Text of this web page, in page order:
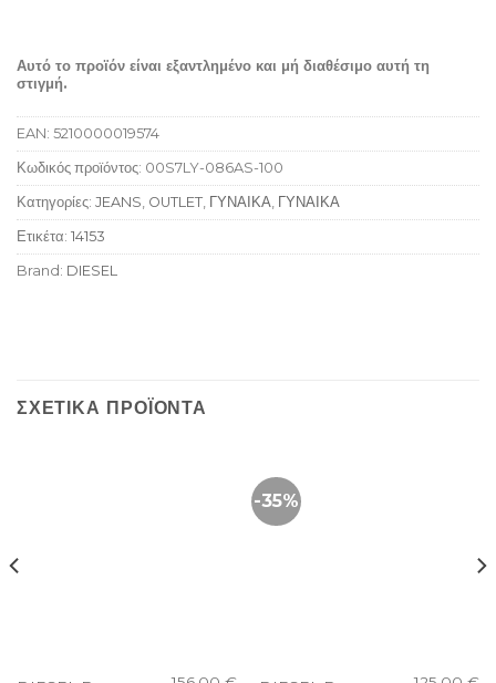
Αυτό το προϊόν είναι εξαντλημένο και μή διαθέσιμο αυτή τη
στιγμή.
EAN: 5210000019574
Κωδικός προϊόντος: 00S7LY-086AS-100
Κατηγορίες: JEANS, OUTLET, ΓΥΝΑΙΚΑ, ΓΥΝΑΙΚΑ
Ετικέτα: 14153
Brand: DIESEL
ΣΧΕΤΙΚΆ ΠΡΟΪΌΝΤΑ
-35%